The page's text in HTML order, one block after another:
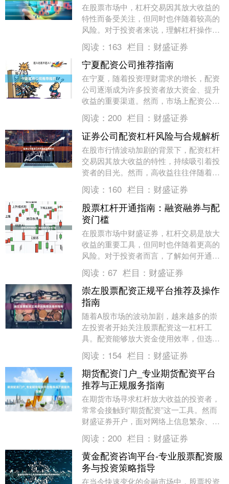
在股票市场中，杠杆交易因其放大收益的
特性而备受关注，但同时也伴随着较高的
风险。对于投资者来说，理解杠杆操作的
原理、掌握相关技巧并有效管理风险，是
实现稳健投资的关....
阅读： 163 栏目： 财盛证券
宁夏配资公司推荐指南
在宁夏，随着投资理财需求的增长，配资
公司逐渐成为许多投资者放大资金、提升
收益的重要渠道。然而，市场上配资公司
良莠不齐，如何选择一家正规、安全、服
务优质的配资公司....
阅读： 200 栏目： 财盛证券
证券公司配资杠杆风险与合规解析
在股市行情波动加剧的背景下，配资杠杆
交易因其放大收益的特性，持续吸引着投
资者的目光。然而，高收益往往伴随着高
风险，尤其是在合规层面，配资行为存在
诸多需要警惕的“....
阅读： 160 栏目： 财盛证券
股票杠杆开通指南：融资融券与配
资门槛
在股票市场中财盛证券，杠杆交易是放大
收益的重要工具，但同时也伴随着更高的
风险。对于投资者而言，了解如何开通杠
杆、不同方式的门槛及风险，是参与交易
前必须掌握的功课....
阅读： 67 栏目： 财盛证券
崇左股票配资正规平台推荐及操作
指南
随着A股市场的波动加剧，越来越多的崇
左投资者开始关注股票配资这一杠杆工
具。配资能够放大资金使用效率，但选择
正规平台是保障资金安全的前提。本文将
为您梳理崇左地区可....
阅读： 154 栏目： 财盛证券
期货配资门户_专业期货配资平台
推荐与正规服务指南
在期货市场寻求杠杆放大收益的投资者，
常常会接触到“期货配资”这一工具。然而
财盛证券开户，面对网络上信息繁杂、平
台众多的现状，如何辨别并选择专业、正
规的期货配资服....
阅读： 200 栏目： 财盛证券
黄金配资咨询平台-专业股票配资服
务与投资策略指导
在当今快速变化的金融市场中，股票投资